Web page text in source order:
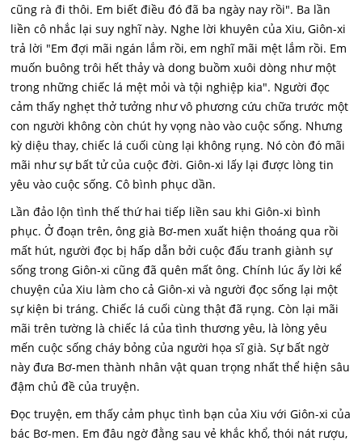
cũng rà đi thôi. Em biết điều đó đã ba ngày nay rồi". Ba lần
liền cô nhắc lại suy nghĩ này. Nghe lời khuyên của Xiu, Giôn-xi
trả lời "Em đợi mãi ngán lắm rồi, em nghĩ mãi mệt lắm rồi. Em
muốn buông trôi hết thảy và dong buồm xuôi dòng như một
trong những chiếc lá mệt mỏi và tội nghiệp kia". Người đọc
cảm thấy nghẹt thở tưởng như vô phương cứu chữa trước một
con người không còn chút hy vọng nào vào cuộc sống. Nhưng
kỳ diệu thay, chiếc lá cuối cùng lại không rụng. Nó còn đó mãi
mãi như sự bất tử của cuộc đời. Giôn-xi lấy lại được lòng tin
yêu vào cuộc sống. Cô bình phục dần.
Lần đảo lộn tình thế thứ hai tiếp liền sau khi Giôn-xi bình
phục. Ở đoạn trên, ông già Bơ-men xuất hiện thoáng qua rồi
mất hút, người đọc bị hấp dẫn bởi cuộc đấu tranh giành sự
sống trong Giôn-xi cũng đã quên mất ông. Chính lúc ấy lời kể
chuyện của Xiu làm cho cả Giôn-xi và người đọc sống lại một
sự kiện bi tráng. Chiếc lá cuối cùng thật đã rụng. Còn lại mãi
mãi trên tường là chiếc lá của tình thương yêu, là lòng yêu
mến cuộc sống cháy bỏng của người họa sĩ già. Sự bất ngờ
này đưa Bơ-men thành nhân vật quan trọng nhất thể hiện sâu
đậm chủ đề của truyện.
Đọc truyện, em thấy cảm phục tình bạn của Xiu với Giôn-xi của
bác Bơ-men. Em đâu ngờ đằng sau vẻ khắc khổ, thói nát rượu,